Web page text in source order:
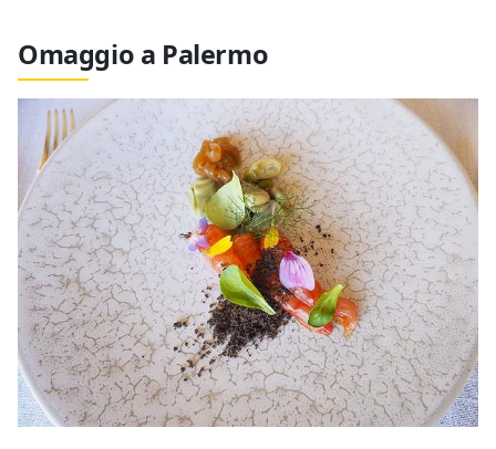
Omaggio a Palermo